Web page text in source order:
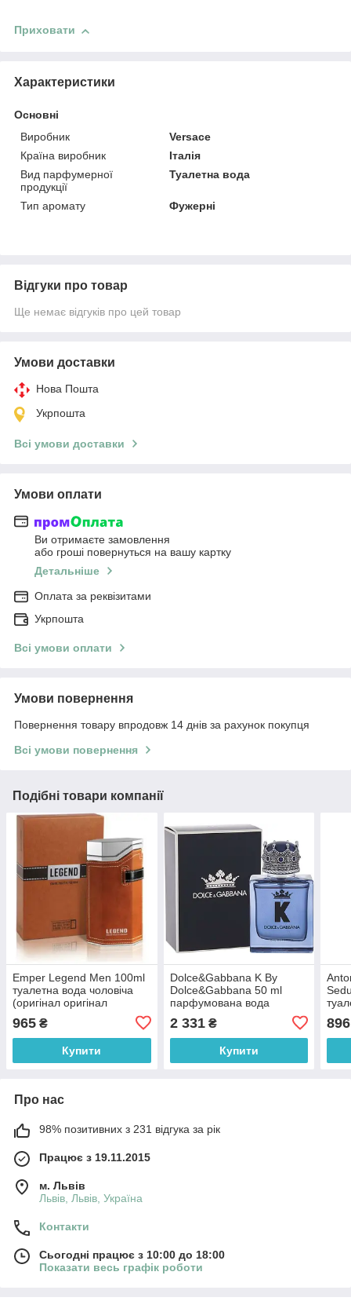
Приховати
Характеристики
Основні
Виробник
Versace
Країна виробник
Італія
Вид парфумерної
продукції
Туалетна вода
Тип аромату Фужерні
Відгуки про товар
Ще немає відгуків про цей товар
Умови доставки
Нова Пошта
Укрпошта
Всі умови доставки
Умови оплати
Ви отримаєте замовлення
або гроші повернуться на вашу картку
Детальніше
Оплата за реквізитами
Укрпошта
Всі умови оплати
Умови повернення
Повернення товару впродовж 14 днів за рахунок покупця
Всі умови повернення
Подібні товари компанії
Emper Legend Men 100ml
туалетна вода чоловіча
(оригінал оригінал
Емірати)
965 ₴
Купити
Dolce&Gabbana K By
Dolce&Gabbana 50 ml
парфумована вода
оригінал Італія)
2 331₴
Купити
896
Про нас
98% позитивних з 231 відгука за рік
Працює з 19.11.2015
м. Львів
Львів, Львів, Україна
Контакти
Сьогодні працює з 10:00 до 18:00
Показати весь графік роботи